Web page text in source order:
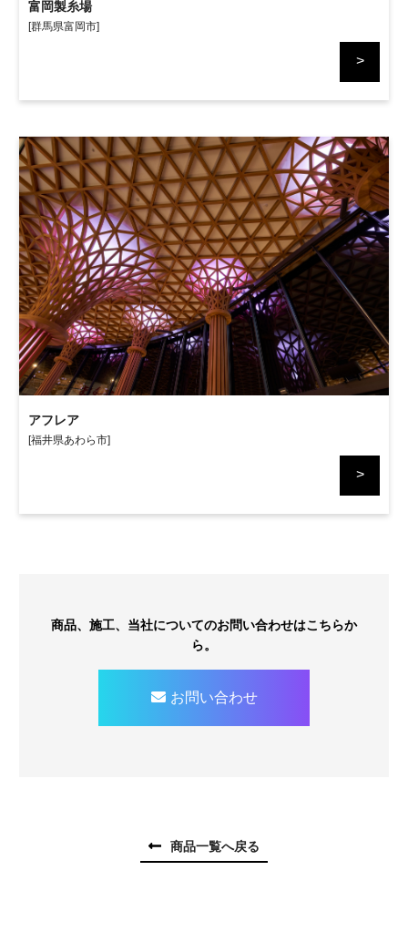
富岡製糸場
[群馬県富岡市]
アフレア
[福井県あわら市]
商品、施工、当社についてのお問い合わせはこちらか
ら。
お問い合わせ
商品一覧へ戻る